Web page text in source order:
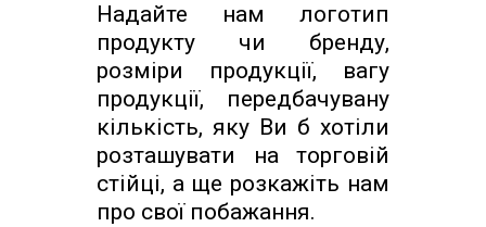
Надайте нам логотип
продукту чи бренду,
розміри продукції, вагу
продукції, передбачувану
кількість, яку Ви б хотіли
розташувати на торговій
стійці, а ще розкажіть нам
про свої побажання.